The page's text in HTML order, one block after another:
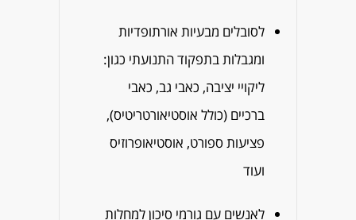
לסובלים מבעיות אורתופדיות
ומגבלות בתפקוד התנועתי כגון:
ליקויי יציבה, כאבי גב, כאבי
ברכיים (כולל אוסטיאורטריטיס),
פציעות ספורט, אוסטיאופרוזיס
ועוד
לאנשים עם גורמי סיכון למחלות